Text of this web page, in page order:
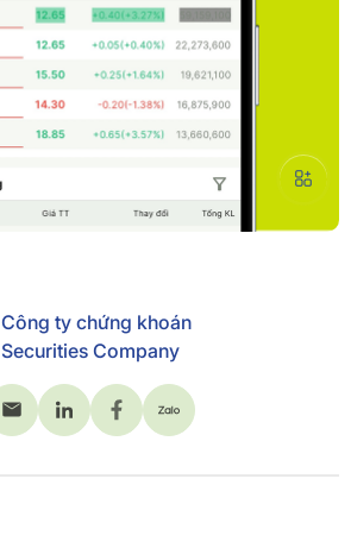
Công ty chứng khoán
Securities Company